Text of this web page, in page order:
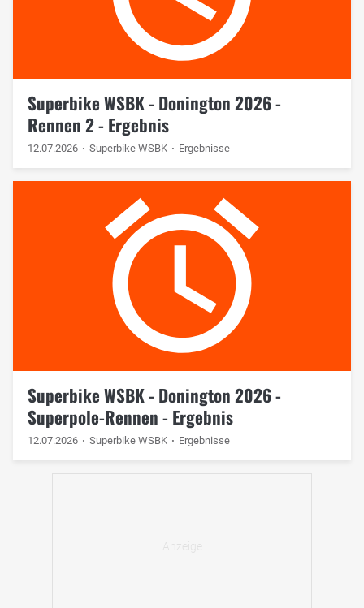
Superbike WSBK - Donington 2026 -
Rennen 2 - Ergebnis
12.07.2026 Superbike WSBK Ergebnisse
Superbike WSBK - Donington 2026 -
Superpole-Rennen - Ergebnis
12.07.2026 Superbike WSBK Ergebnisse